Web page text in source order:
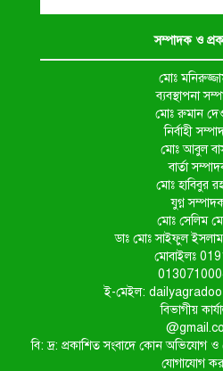
সম্পাদক ও
মোঃ
ব্যবস্থাপনা
মোঃ রুমান
নির্বাহী
মোঃ আবুল
বার্তা
মোঃ হাবিবুর
যুগ্ন
মোঃ সেলিম
ডাঃ মোঃ সাইফুল ইসলাম
মোবাইলঃ
ই-মেইল:
বিভাগীয়
বি: দ্র: প্রকাশিত সংবাদে কোন অভিযোগ
যোগাযোগ